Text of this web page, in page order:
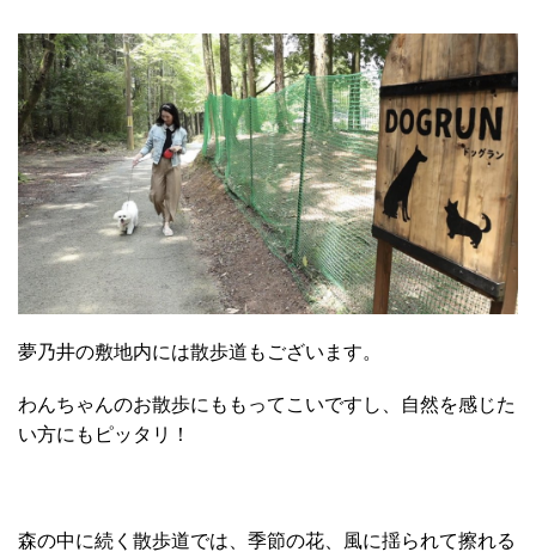
夢乃井の敷地内には散歩道もございます。
わんちゃんのお散歩にももってこいですし、自然を感じた
い方にもピッタリ！
森の中に続く散歩道では、季節の花、風に揺られて擦れる